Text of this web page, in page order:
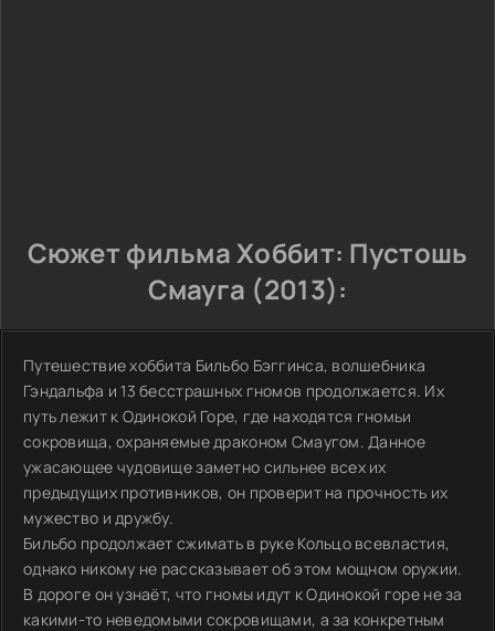
Сюжет фильма Хоббит: Пустошь
Смауга (2013):
Путешествие хоббита Бильбо Бэггинса, волшебника
Гэндальфа и 13 бесстрашных гномов продолжается. Их
путь лежит к Одинокой Горе, где находятся гномьи
сокровища, охраняемые драконом Смаугом. Данное
ужасающее чудовище заметно сильнее всех их
предыдущих противников, он проверит на прочность их
мужество и дружбу.
Бильбо продолжает сжимать в руке Кольцо всевластия,
однако никому не рассказывает об этом мощном оружии.
В дороге он узнаёт, что гномы идут к Одинокой горе не за
какими-то неведомыми сокровищами, а за конкретным